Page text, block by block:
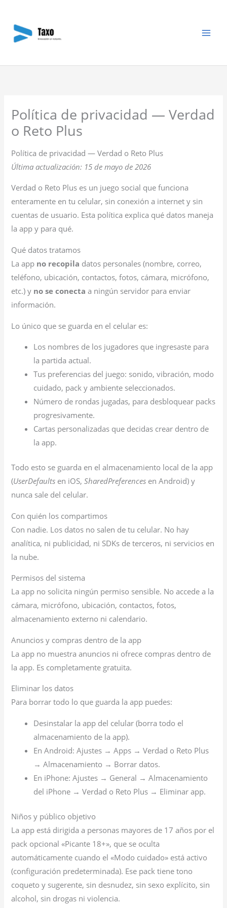
contenido
Política de privacidad — Verdad
o Reto Plus
Política de privacidad — Verdad o Reto Plus
Última actualización: 15 de mayo de 2026
Verdad o Reto Plus es un juego social que funciona
enteramente en tu celular, sin conexión a internet y sin
cuentas de usuario. Esta política explica qué datos maneja
la app y para qué.
Qué datos tratamos
La app no recopila datos personales (nombre, correo,
teléfono, ubicación, contactos, fotos, cámara, micrófono,
etc.) y no se conecta a ningún servidor para enviar
información.
Lo único que se guarda en el celular es:
Los nombres de los jugadores que ingresaste para
la partida actual.
Tus preferencias del juego: sonido, vibración, modo
cuidado, pack y ambiente seleccionados.
Número de rondas jugadas, para desbloquear packs
progresivamente.
Cartas personalizadas que decidas crear dentro de
la app.
Todo esto se guarda en el almacenamiento local de la app
(UserDefaults en iOS,SharedPreferences en Android) y
nunca sale del celular.
Con quién los compartimos
Con nadie. Los datos no salen de tu celular. No hay
analítica, ni publicidad, ni SDKs de terceros, ni servicios en
la nube.
Permisos del sistema
La app no solicita ningún permiso sensible. No accede a la
cámara, micrófono, ubicación, contactos, fotos,
almacenamiento externo ni calendario.
Anuncios y compras dentro de la app
La app no muestra anuncios ni ofrece compras dentro de
la app. Es completamente gratuita.
Eliminar los datos
Para borrar todo lo que guarda la app puedes:
Desinstalar la app del celular (borra todo el
almacenamiento de la app).
En Android: Ajustes → Apps → Verdad o Reto Plus
→ Almacenamiento → Borrar datos.
En iPhone: Ajustes → General → Almacenamiento
del iPhone → Verdad o Reto Plus → Eliminar app.
Niños y público objetivo
La app está dirigida a personas mayores de 17 años por el
pack opcional «Picante 18+», que se oculta
automáticamente cuando el «Modo cuidado» está activo
(configuración predeterminada). Ese pack tiene tono
coqueto y sugerente, sin desnudez, sin sexo explícito, sin
alcohol, sin drogas ni violencia.